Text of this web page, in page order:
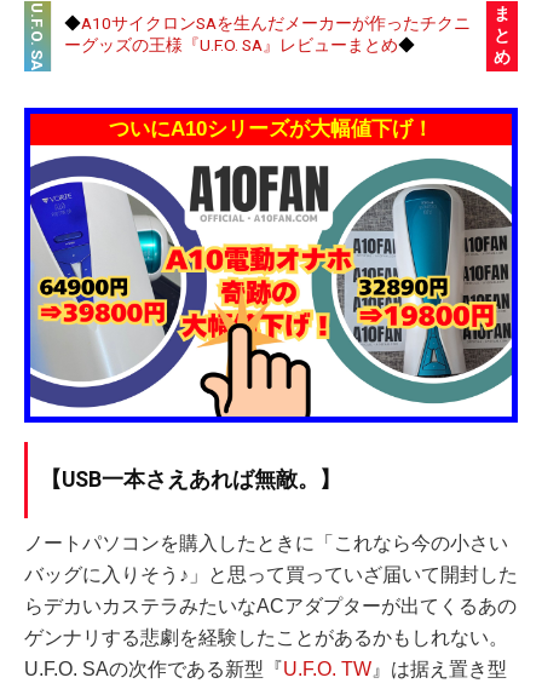
U.F.O. SA ◆A10サイクロンSAを生んだメーカーが作ったチクニ
ーグッズの王様『U.F.O. SA』レビューまとめ◆
ま
と
め
ついにA10シリーズが大幅値下げ！
【USB一本さえあれば無敵。】
ノートパソコンを購入したときに「これなら今の小さい
バッグに入りそう♪」と思って買っていざ届いて開封した
らデカいカステラみたいなACアダプターが出てくるあの
ゲンナリする悲劇を経験したことがあるかもしれない。
U.F.O. SAの次作である新型『 U.F.O. TW』は据え置き型